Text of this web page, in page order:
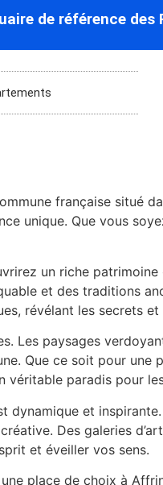
de référence des
française situé
unique. Que vous
un riche
et des traditions
révélant les secrets
Les paysages
Que ce soit pour une
véritable paradis pour
dynamique et
Des galeries
et éveiller vos sens.
place de choix à